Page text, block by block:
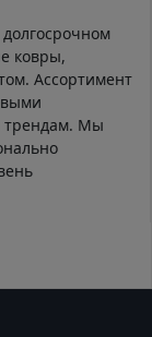
ковры,
Ассортимент
трендам. Мы